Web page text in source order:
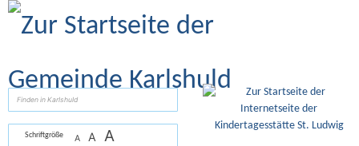
Zum Inhalt
Schriftgröße A A A